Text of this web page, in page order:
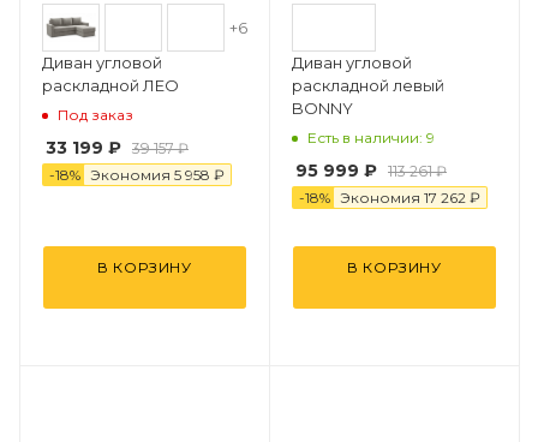
+6
Диван угловой
раскладной ЛЕО
Под заказ
33 199 ₽ 39 157 ₽
-18% Экономия 5 958 ₽
В КОРЗИНУ
Диван угловой
раскладной левый
BONNY
Есть в наличии: 9
95 999 ₽ 113 261 ₽
-18% Экономия 17 262 ₽
В КОРЗИНУ